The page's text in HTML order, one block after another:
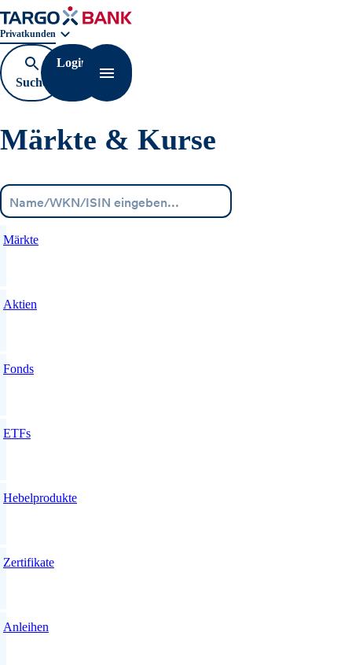
Geschäftsbereichnavigation. Aktuelle Auswahl:
Privatkunden
Suche
öffnen
Login
Navigation öffnen
Märkte & Kurse
Märkte
Aktien
Fonds
ETFs
Hebelprodukte
Zertifikate
Anleihen